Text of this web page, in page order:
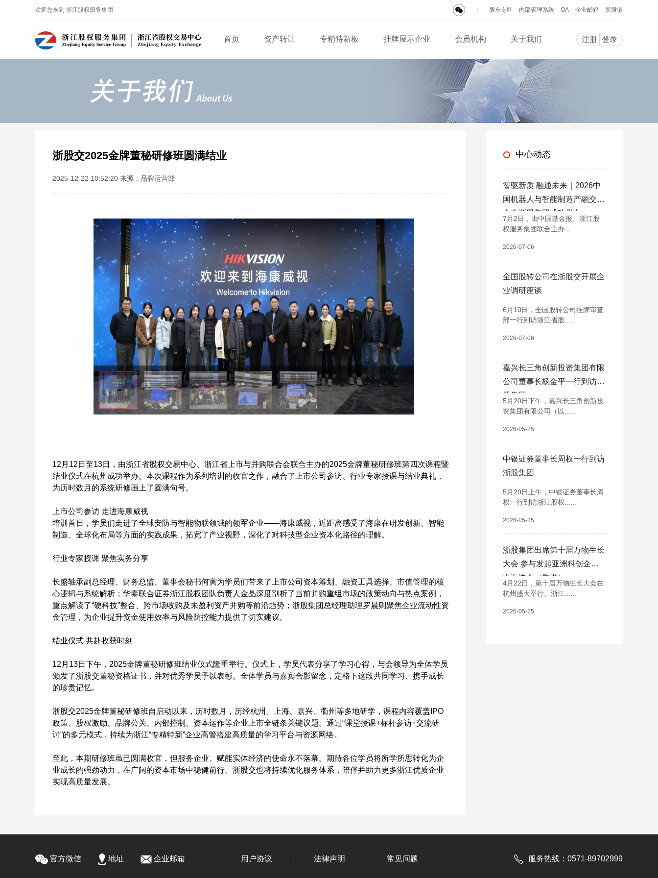
欢迎您来到 浙江股权服务集团 股东专区 – 内部管理系统 – OA – 企业邮箱 – 浙股链
首页 资产转让 专精特新板 挂牌展示企业 会员机构 关于我们 注册 登录
浙股交2025金牌董秘研修班圆满结业
2025-12-22 10:52:20 来源：品牌运营部
12月12日至13日，由浙江省股权交易中心、浙江省上市与并购联合会联合主办的2025金牌董秘研修班第四次课程暨
结业仪式在杭州成功举办。本次课程作为系列培训的收官之作，融合了上市公司参访、行业专家授课与结业典礼，
为历时数月的系统研修画上了圆满句号。
上市公司参访 走进海康威视
培训首日，学员们走进了全球安防与智能物联领域的领军企业——海康威视，近距离感受了海康在研发创新、智能
制造、全球化布局等方面的实践成果，拓宽了产业视野，深化了对科技型企业资本化路径的理解。
行业专家授课 聚焦实务分享
长盛轴承副总经理、财务总监、董事会秘书何寅为学员们带来了上市公司资本筹划、融资工具选择、市值管理的核
心逻辑与系统解析；华泰联合证券浙江股权团队负责人金晶深度剖析了当前并购重组市场的政策动向与热点案例，
重点解读了“硬科技”整合、跨市场收购及未盈利资产并购等前沿趋势；浙股集团总经理助理罗晨则聚焦企业流动性资
金管理，为企业提升资金使用效率与风险防控能力提供了切实建议。
结业仪式 共赴收获时刻
12月13日下午，2025金牌董秘研修班结业仪式隆重举行。仪式上，学员代表分享了学习心得，与会领导为全体学员
颁发了浙股交董秘资格证书，并对优秀学员予以表彰。全体学员与嘉宾合影留念，定格下这段共同学习、携手成长
的珍贵记忆。
浙股交2025金牌董秘研修班自启动以来，历时数月，历经杭州、上海、嘉兴、衢州等多地研学，课程内容覆盖IPO
政策、股权激励、品牌公关、内部控制、资本运作等企业上市全链条关键议题。通过“课堂授课+标杆参访+交流研
讨”的多元模式，持续为浙江“专精特新”企业高管搭建高质量的学习平台与资源网络。
至此，本期研修班虽已圆满收官，但服务企业、赋能实体经济的使命永不落幕。期待各位学员将所学所思转化为企
业成长的强劲动力，在广阔的资本市场中稳健前行。浙股交也将持续优化服务体系，陪伴并助力更多浙江优质企业
实现高质量发展。
中心动态
智驱新质 融通未来｜2026中
国机器人与智能制造产融交流
会在浙股集团成功举办
7月2日，由中国基金报、浙江股
权服务集团联合主办，......
2026-07-06
全国股转公司在浙股交开展企
业调研座谈
6月10日，全国股转公司挂牌审查
部一行到访浙江省股......
2026-07-06
嘉兴长三角创新投资集团有限
公司董事长杨金平一行到访浙
股集团
5月20日下午，嘉兴长三角创新投
资集团有限公司（以......
2026-05-25
中银证券董事长周权一行到访
浙股集团
5月20日上午，中银证券董事长周
权一行到访浙江股权......
2026-05-25
浙股集团出席第十届万物生长
大会 参与发起亚洲科创企业
出海协会（香港）
4月22日，第十届万物生长大会在
杭州盛大举行。浙江......
2026-05-25
官方微信 地址 企业邮箱 用户协议 法律声明 常见问题 服务热线：0571-89702999